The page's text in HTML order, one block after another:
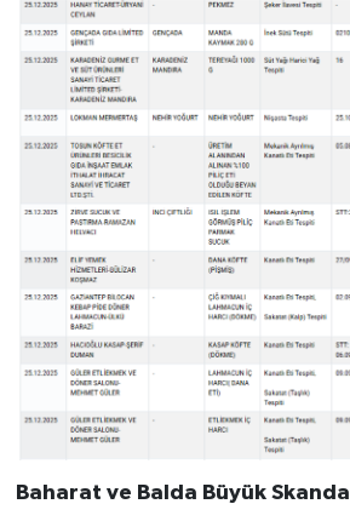
Baharat ve Balda Büyük Skandal